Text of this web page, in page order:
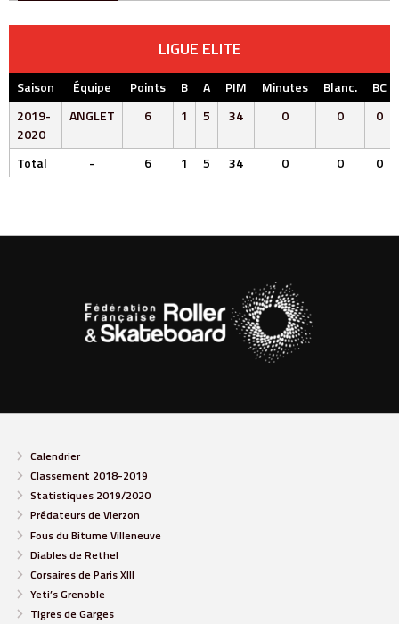
LIGUE ELITE
Saison Équipe Points B A PIM Minutes Blanc.
BC
2019-
2020
ANGLET 6 1 5 34 0 0 0
Total - 6 1 5 34 0 0 0
Calendrier
Classement 2018-2019
Statistiques 2019/2020
Prédateurs de Vierzon
Fous du Bitume Villeneuve
Diables de Rethel
Corsaires de Paris XIII
Yeti’s Grenoble
Tigres de Garges